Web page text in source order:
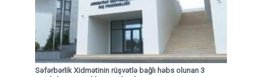
Səfərbərlik Xidmətinin rüşvətlə bağlı həbs olunan 3